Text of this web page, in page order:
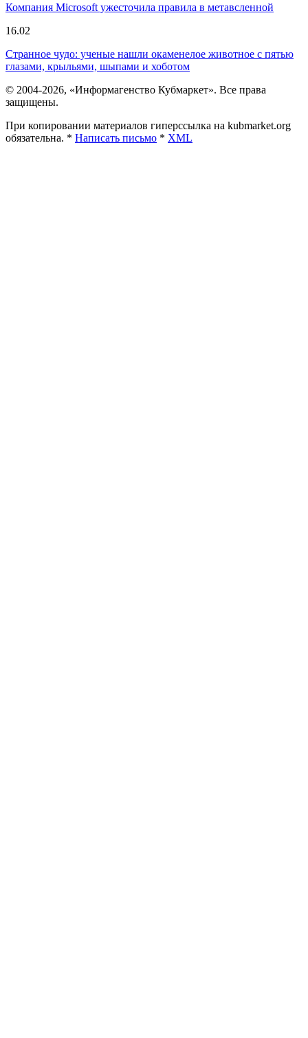
Компания Microsoft ужесточила правила в метавсленной
16.02
Странное чудо: ученые нашли окаменелое животное с пятью
глазами, крыльями, шыпами и хоботом
© 2004-2026, «Информагенство Кубмаркет». Все права
защищены.
При копировании материалов гиперссылка на kubmarket.org
обязательна. * Написать письмо * XML